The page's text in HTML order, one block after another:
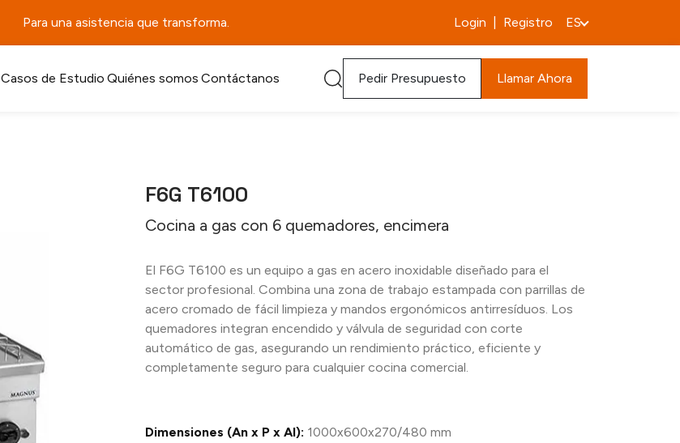
Para una asistencia que transforma. Login Registro ES
Casos de Estudio Quiénes somos Contáctanos Pedir Presupuesto Llamar Ahora
F6G T6100
Cocina a gas con 6 quemadores, encimera
El F6G T6100 es un equipo a gas en acero inoxidable diseñado para el
sector profesional. Combina una zona de trabajo estampada con parrillas de
acero cromado de fácil limpieza y mandos ergonómicos antirresíduos. Los
quemadores integran encendido y válvula de seguridad con corte
automático de gas, asegurando un rendimiento práctico, eficiente y
completamente seguro para cualquier cocina comercial.
Dimensiones (An x P x Al): 1000x600x270/480 mm